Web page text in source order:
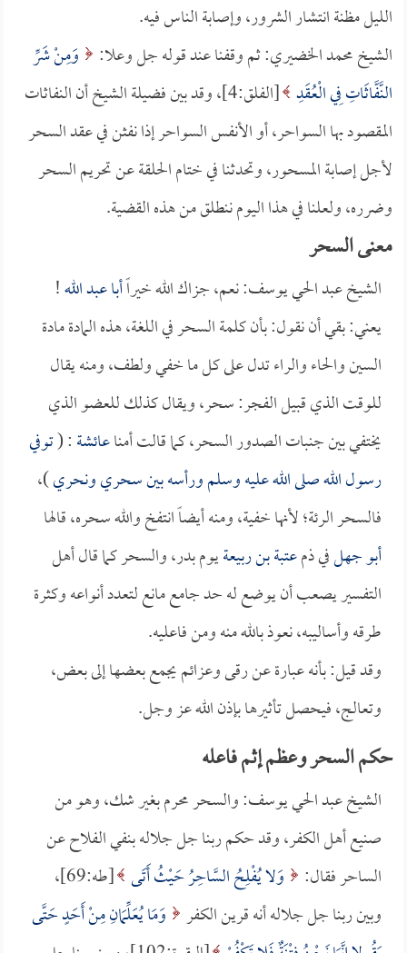
الليل مظنة انتشار الشرور، وإصابة الناس فيه.
الشيخ محمد الخضيري: ثم وقفنا عند قوله جل وعلا:
وَمِنْ شَرِّ
النَّفَّاثَاتِ فِي الْعُقَدِ
[الفلق:4]، وقد بين فضيلة الشيخ أن النفاثات
المقصود بها السواحر، أو الأنفس السواحر إذا نفثن في عقد السحر
لأجل إصابة المسحور، وتحدثنا في ختام الحلقة عن تحريم السحر
وضرره، ولعلنا في هذا اليوم ننطلق من هذه القضية.
معنى السحر
الشيخ عبد الحي يوسف: نعم، جزاك الله خيراًأبا عبد الله!
يعني: بقي أن نقول: بأن كلمة السحر في اللغة، هذه المادة مادة
السين والحاء والراء تدل على كل ما خفي ولطف، ومنه يقال
للوقت الذي قبيل الفجر: سحر، ويقال كذلك للعضو الذي
يختفي بين جنبات الصدور السحر، كما قالت أمناعائشة: (توفي
رسول الله صلى الله عليه وسلم ورأسه بين سحري ونحري)،
فالسحر الرئة؛ لأنها خفية، ومنه أيضاً انتفخ والله سحره، قالها
أبو جهلفي ذمعتبة بن ربيعةيوم بدر، والسحر كما قال أهل
التفسير يصعب أن يوضع له حد جامع مانع لتعدد أنواعه وكثرة
طرقه وأساليبه، نعوذ بالله منه ومن فاعليه.
وقد قيل: بأنه عبارة عن رقى وعزائم يجمع بعضها إلى بعض،
وتعالج، فيحصل تأثيرها بإذن الله عز وجل.
حكم السحر وعظم إثم فاعله
الشيخ عبد الحي يوسف: والسحر محرم بغير شك، وهو من
صنيع أهل الكفر، وقد حكم ربنا جل جلاله بنفي الفلاح عن
الساحر فقال:
وَلا يُفْلِحُ السَّاحِرُ حَيْثُ أَتَى
[طه:69]،
وبين ربنا جل جلاله أنه قرين الكفر وَمَا يُعَلِّمَانِ مِنْ أَحَدٍ حَتَّى